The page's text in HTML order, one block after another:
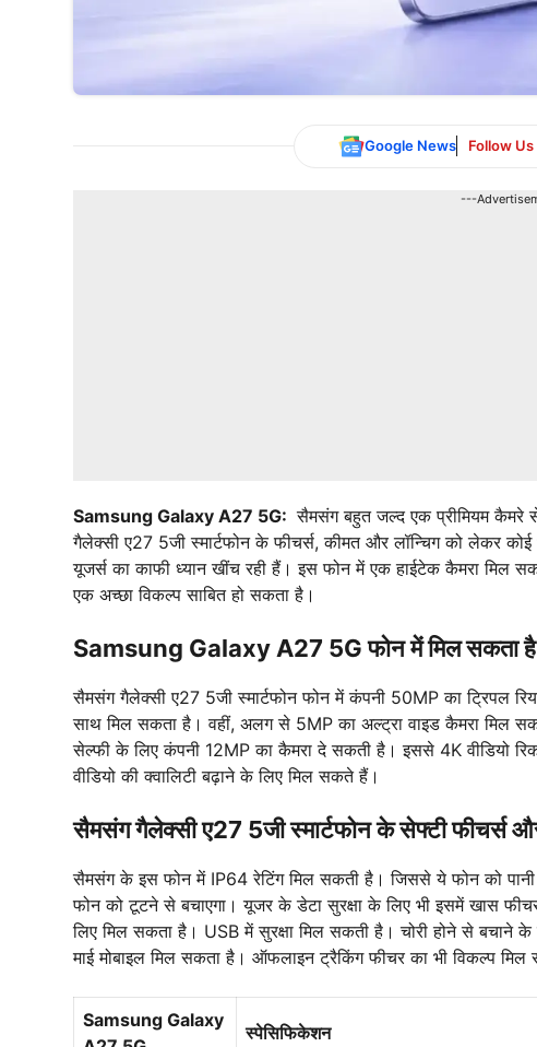
Google News Follow Us
---
Samsung Galaxy A27 5G: सैमसंग बहुत जल्द एक प्रीमियम
गैलेक्सी ए27 5जी स्मार्टफोन के फीचर्स, कीमत और लॉन्चिग को लेकर
यूजर्स का काफी ध्यान खींच रही हैं। इस फोन में एक हाईटेक कैमरा मिल
एक अच्छा विकल्प साबित हो सकता है।
Samsung Galaxy A27 5G फोन में मिल सकता है
सैमसंग गैलेक्सी ए27 5जी स्मार्टफोन फोन में कंपनी 50MP का ट्रिपल
साथ मिल सकता है। वहीं, अलग से 5MP का अल्ट्रा वाइड कैमरा मिल
सेल्फी के लिए कंपनी 12MP का कैमरा दे सकती है। इससे 4K वीडियो
वीडियो की क्वालिटी बढ़ाने के लिए मिल सकते हैं।
सैमसंग गैलेक्सी ए27 5जी स्मार्टफोन के सेफ्टी फीचर्स
सैमसंग के इस फोन में IP64 रेटिंग मिल सकती है। जिससे ये फोन को
फोन को टूटने से बचाएगा। यूजर के डेटा सुरक्षा के लिए भी इसमें खास
लिए मिल सकता है। USB में सुरक्षा मिल सकती है। चोरी होने से बचाने
माई मोबाइल मिल सकता है। ऑफलाइन ट्रैकिंग फीचर का भी विकल्प मिल
Samsung Galaxy
स्पेसिफिकेशन